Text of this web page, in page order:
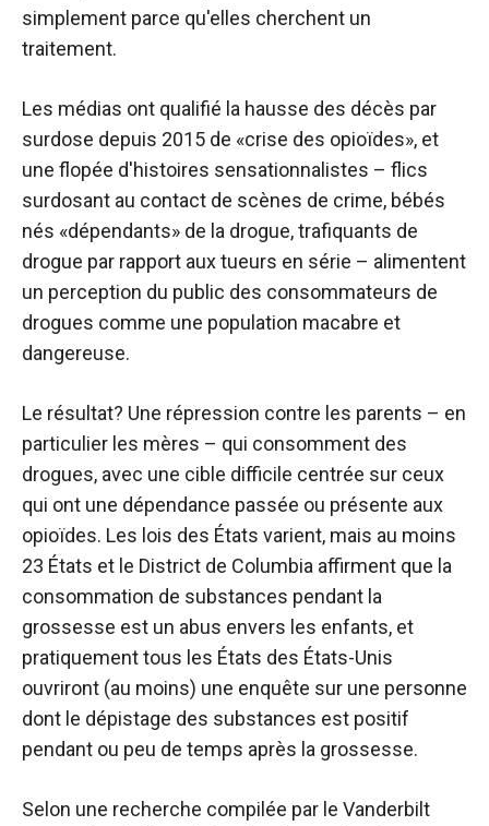
simplement parce qu'elles cherchent un
traitement.
Les médias ont qualifié la hausse des décès par
surdose depuis 2015 de «crise des opioïdes», et
une flopée d'histoires sensationnalistes – flics
surdosant au contact de scènes de crime, bébés
nés «dépendants» de la drogue, trafiquants de
drogue par rapport aux tueurs en série – alimentent
un perception du public des consommateurs de
drogues comme une population macabre et
dangereuse.
Le résultat? Une répression contre les parents – en
particulier les mères – qui consomment des
drogues, avec une cible difficile centrée sur ceux
qui ont une dépendance passée ou présente aux
opioïdes. Les lois des États varient, mais au moins
23 États et le District de Columbia affirment que la
consommation de substances pendant la
grossesse est un abus envers les enfants, et
pratiquement tous les États des États-Unis
ouvriront (au moins) une enquête sur une personne
dont le dépistage des substances est positif
pendant ou peu de temps après la grossesse.
Selon une recherche compilée par le Vanderbilt